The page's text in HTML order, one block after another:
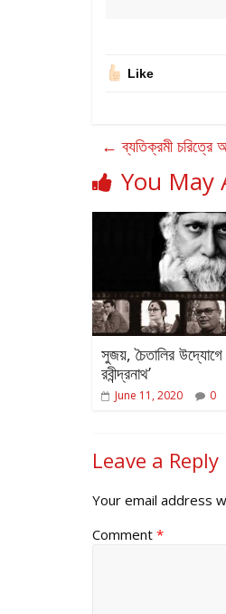
Like
← ব্যতিক্রমী চরিত্রে
You May
সুজয়, চৈতালির উদ্যোগে
রবীন্দ্রনাথ’
June 11, 2020 0
Leave a Reply
Your email address
Comment *